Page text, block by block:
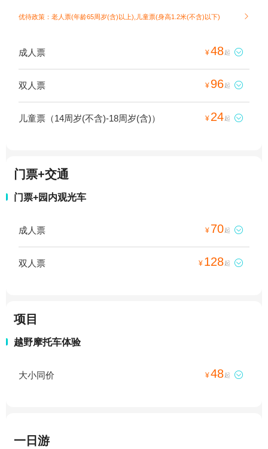
优待政策：老人票(年龄65周岁(含)以上),儿童票(身高1.2米(不含)以下) 
成人票 ¥48起 
双人票 ¥ 96起 
儿童票（14周岁(不含)-18周岁(含)） ¥ 24起 
门票+交通
门票+园内观光车
成人票 ¥ 70起 
双人票 ¥ 128起 
项目
越野摩托车体验
大小同价 ¥48起 
一日游